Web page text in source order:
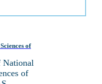
of
National
of